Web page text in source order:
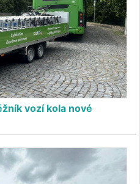
vozí kola nové